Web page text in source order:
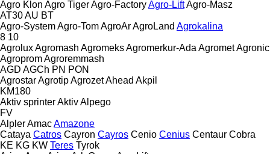
Agro Klon Agro TigerAgro-FactoryAgro-LiftAgro-Masz
AT30AU BT
Agro-SystemAgro-TomAgroArAgroLand Agrokalina
8 10
AgroluxAgromash AgromeksAgromerkur-Ada AgrometAgronic
AgropromAgroremmash
AGD AGCh PN PON
AgrostarAgrotipAgrozetAhead Akpil
KM180
Aktiv sprinterAktivAlpego
FV
AlplerAmacAmazone
Cataya Catros Cayron Cayros Cenio Cenius Centaur Cobra
KE KG KW Teres Tyrok